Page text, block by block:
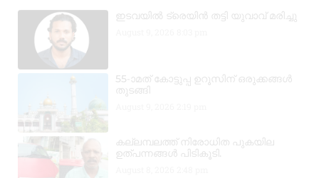
ഇടവയിൽ ട്രെയിൻ തട്ടി യുവാവ് മരിച്ചു
55-ാമത് കോട്ടുപ്പ ഉറൂസിന് ഒരുക്കങ്ങൾ
തുടങ്ങി
കല്ലമ്പലത്ത് നിരോധിത പുകയില
ഉത്പന്നങ്ങൾ പിടികൂടി.